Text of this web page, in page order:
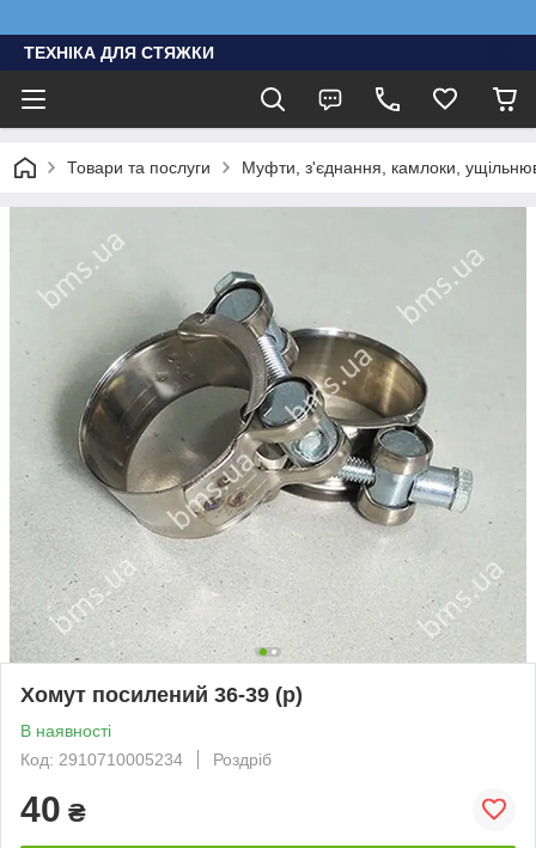
ТЕХНІКА ДЛЯ СТЯЖКИ
Товари та послуги Муфти, з'єднання, камлоки,
Хомут посилений 36-39 (р)
В наявності
Код: 2910710005234
Роздріб
40 ₴